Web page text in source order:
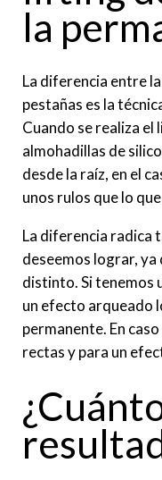
la
La diferencia entre
pestañas es la
Cuando se realiza
almohadillas de
desde la raíz, en el
unos rulos que lo
La diferencia radica
deseemos lograr,
distinto. Si tenemos
un efecto arqueado
permanente. En
rectas y para un